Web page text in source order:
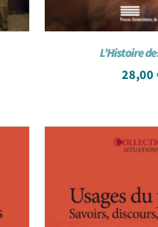
L’Histoire
28,00